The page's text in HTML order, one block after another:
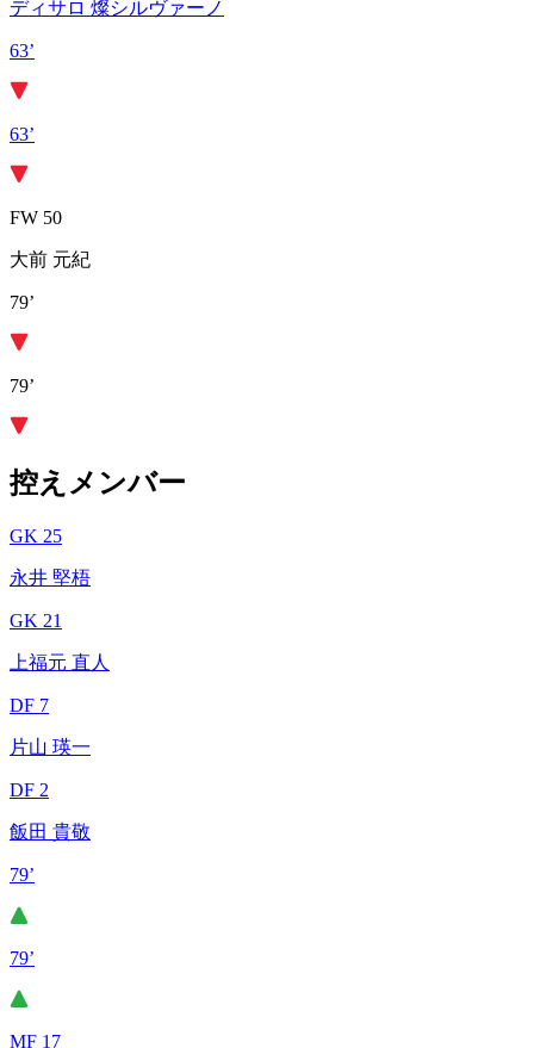
ディサロ 燦シルヴァーノ
63’
63’
FW 50
大前 元紀
79’
79’
控えメンバー
GK 25
永井 堅梧
GK 21
上福元 直人
DF 7
片山 瑛一
DF 2
飯田 貴敬
79’
79’
MF 17